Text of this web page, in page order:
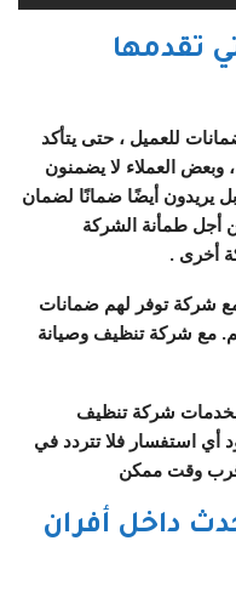
تقدمها
للعميل ، حتى يتأكد
وبعض العملاء لا يضمنون
يريدون أيضًا ضمانًا لضمان
أجل طمأنة الشركة
أخرى .
مع شركة توفر لهم ضمانات
مع شركة تنظيف وصيانة
بخدمات شركة تنظيف
أي استفسار فلا تتردد في
وقت ممكن
داخل أفران